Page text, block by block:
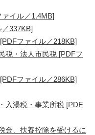
イル／1.4MB]
337KB]
ファイル／218KB]
税・法人市民税 [PDFフ
ファイル／286KB]
入湯税・事業所税 [PDF
金、扶養控除を受けるに